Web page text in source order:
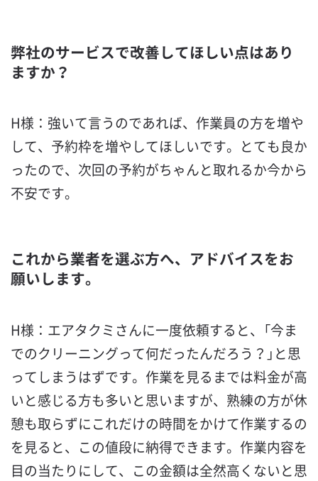
弊社のサービスで改善してほしい点はあり
ますか？
H様：強いて言うのであれば、作業員の方を増や
して、予約枠を増やしてほしいです。とても良か
ったので、次回の予約がちゃんと取れるか今から
不安です。
これから業者を選ぶ方へ、アドバイスをお
願いします。
H様：エアタクミさんに一度依頼すると、「今ま
でのクリーニングって何だったんだろう？」と思
ってしまうはずです。作業を見るまでは料金が高
いと感じる方も多いと思いますが、熟練の方が休
憩も取らずにこれだけの時間をかけて作業するの
を見ると、この値段に納得できます。作業内容を
目の当たりにして、この金額は全然高くないと思